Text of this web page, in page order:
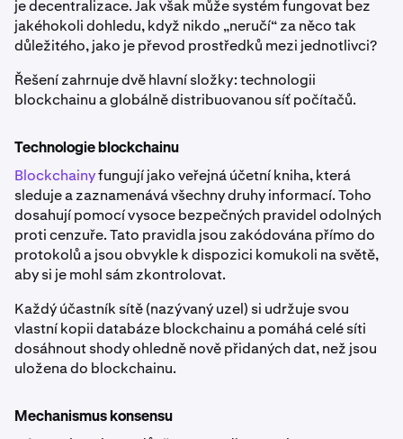
je decentralizace. Jak však může systém fungovat bez
jakéhokoli dohledu, když nikdo „neručí“ za něco tak
důležitého, jako je převod prostředků mezi jednotlivci?
Řešení zahrnuje dvě hlavní složky: technologii
blockchainu a globálně distribuovanou síť počítačů.
Technologie blockchainu
Blockchainyfungují jako veřejná účetní kniha, která
sleduje a zaznamenává všechny druhy informací. Toho
dosahují pomocí vysoce bezpečných pravidel odolných
proti cenzuře. Tato pravidla jsou zakódována přímo do
protokolů a jsou obvykle k dispozici komukoli na světě,
aby si je mohl sám zkontrolovat.
Každý účastník sítě (nazývaný uzel) si udržuje svou
vlastní kopii databáze blockchainu a pomáhá celé síti
dosáhnout shody ohledně nově přidaných dat, než jsou
uložena do blockchainu.
Mechanismus konsensu